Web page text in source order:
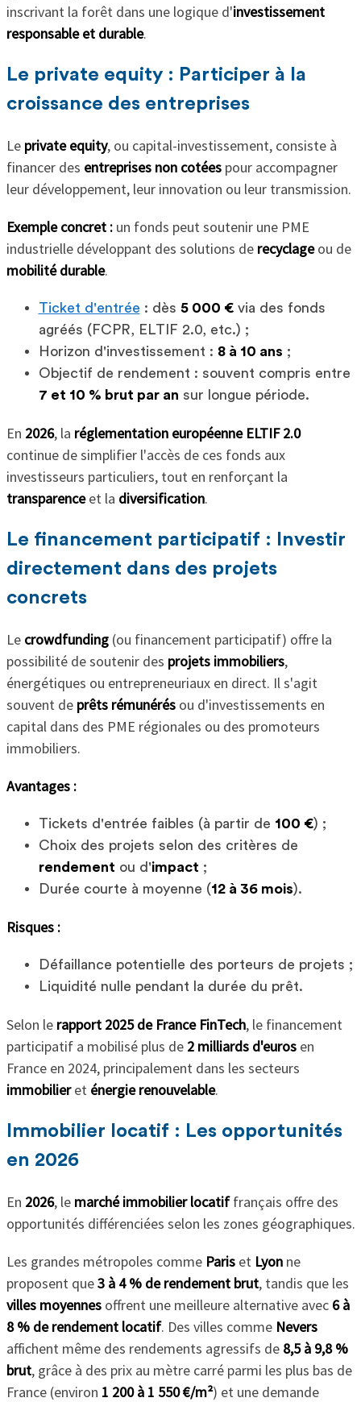
inscrivant la forêt dans une logique d'investissement
responsable et durable.
Le private equity : Participer à la
croissance des entreprises
Le private equity, ou capital-investissement, consiste à
financer des entreprises non cotéespour accompagner
leur développement, leur innovation ou leur transmission.
Exemple concret :un fonds peut soutenir une PME
industrielle développant des solutions de recyclageou de
mobilité durable.
Ticket d'entrée : dès 5 000 €via des fonds
agréés (FCPR, ELTIF 2.0, etc.) ;
Horizon d'investissement : 8 à 10 ans ;
Objectif de rendement : souvent compris entre
7 et 10 % brut par an sur longue période.
En 2026, la réglementation européenne ELTIF 2.0
continue de simplifier l'accès de ces fonds aux
investisseurs particuliers, tout en renforçant la
transparenceet la diversification.
Le financement participatif : Investir
directement dans des projets
concrets
Le crowdfunding(ou financement participatif) offre la
possibilité de soutenir des projets immobiliers,
énergétiques ou entrepreneuriaux en direct. Il s'agit
souvent de prêts rémunérésou d'investissements en
capital dans des PME régionales ou des promoteurs
immobiliers.
Avantages :
Tickets d'entrée faibles (à partir de 100 €) ;
Choix des projets selon des critères de
rendement ou d'impact ;
Durée courte à moyenne (12 à 36 mois).
Risques :
Défaillance potentielle des porteurs de projets ;
Liquidité nulle pendant la durée du prêt.
Selon le rapport 2025 de France FinTech, le financement
participatif a mobilisé plus de 2 milliards d'eurosen
France en 2024, principalement dans les secteurs
immobilieret énergie renouvelable.
Immobilier locatif : Les opportunités
en 2026
En 2026, le marché immobilier locatiffrançais offre des
opportunités différenciées selon les zones géographiques.
Les grandes métropoles comme Pariset Lyonne
proposent que3 à 4 % de rendement brut, tandis que les
villes moyennesoffrent une meilleure alternative avec 6 à
8 % de rendement locatif. Des villes comme Nevers
affichent même des rendements agressifs de 8,5 à 9,8 %
brut, grâce à des prix au mètre carré parmi les plus bas de
France (environ 1 200 à 1 550 €/m²) et une demande